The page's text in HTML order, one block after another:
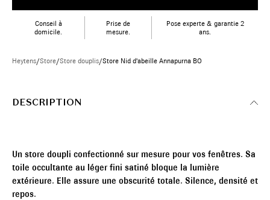
Conseil à
domicile.
Prise de
mesure.
Pose experte & garantie 2
ans.
Heytens/Store/Store douplis/Store Nid d'abeille Annapurna BO
DESCRIPTION
Un store doupli confectionné sur mesure pour vos fenêtres. Sa
toile occultante au léger fini satiné bloque la lumière
extérieure. Elle assure une obscurité totale. Silence, densité et
repos.